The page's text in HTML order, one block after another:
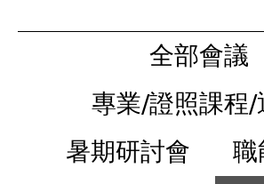
全部會議
專業/證照課程/
暑期研討會
職